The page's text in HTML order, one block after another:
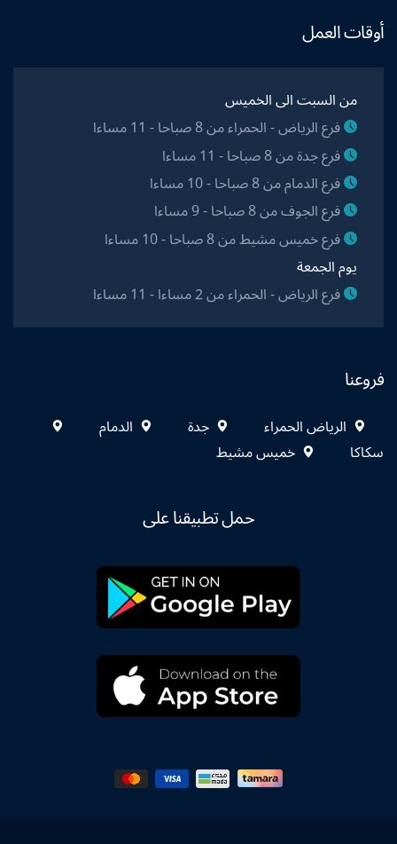
أوقات العمل
من السبت الى الخميس
فرع الرياض - الحمراء من 8 صباحا - 11 مساءا
فرع جدة من 8 صباحا - 11 مساءا
فرع الدمام من 8 صباحا - 10 مساءا
فرع الجوف من 8 صباحا - 9 مساءا
فرع خميس مشيط من 8 صباحا - 10 مساءا
يوم الجمعة
فرع الرياض - الحمراء من 2 مساءا - 11 مساءا
فروعنا
الرياض الحمراء جدة
الدمام
سكاكا
خميس مشيط
حمل تطبيقنا على